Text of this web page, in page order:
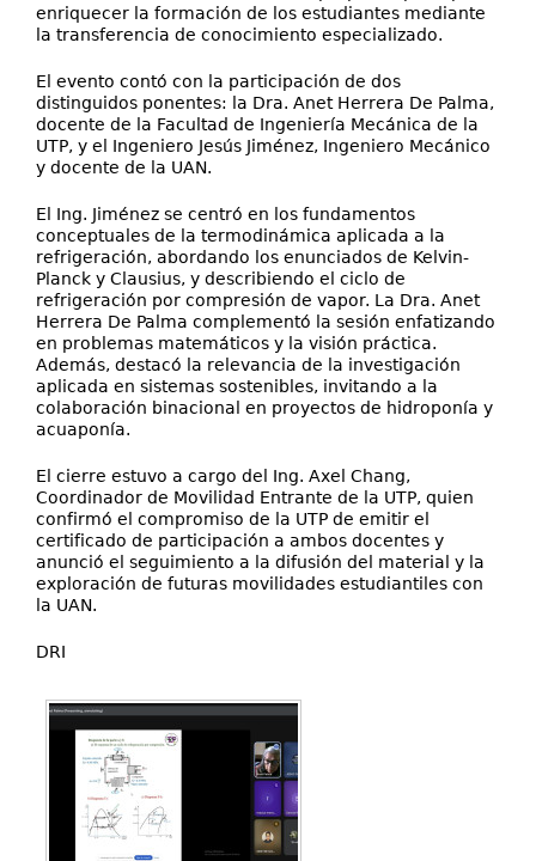
enriquecer la formación de los estudiantes mediante
la transferencia de conocimiento especializado.
El evento contó con la participación de dos
distinguidos ponentes: la Dra. Anet Herrera De Palma,
docente de la Facultad de Ingeniería Mecánica de la
UTP, y el Ingeniero Jesús Jiménez, Ingeniero Mecánico
y docente de la UAN.
El Ing. Jiménez se centró en los fundamentos
conceptuales de la termodinámica aplicada a la
refrigeración, abordando los enunciados de Kelvin-
Planck y Clausius, y describiendo el ciclo de
refrigeración por compresión de vapor. La Dra. Anet
Herrera De Palma complementó la sesión enfatizando
en problemas matemáticos y la visión práctica.
Además, destacó la relevancia de la investigación
aplicada en sistemas sostenibles, invitando a la
colaboración binacional en proyectos de hidroponía y
acuaponía.
El cierre estuvo a cargo del Ing. Axel Chang,
Coordinador de Movilidad Entrante de la UTP, quien
confirmó el compromiso de la UTP de emitir el
certificado de participación a ambos docentes y
anunció el seguimiento a la difusión del material y la
exploración de futuras movilidades estudiantiles con
la UAN.
DRI